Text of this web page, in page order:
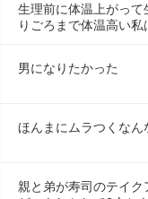
生理前に体温上がっ
りごろまで体温高い私
男になりたかった
ほんまにムラつくなん
親と弟が寿司のテイ